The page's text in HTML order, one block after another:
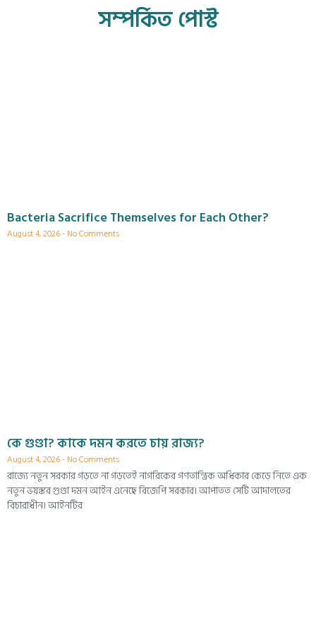
সম্পর্কিত পোস্ট
Bacteria Sacrifice Themselves for Each Other?
August 4, 2026 No Comments
কে গুণ্ডা? কাকে দমন করতে চায় রাজ্য?
August 4, 2026 No Comments
রাজ্যে নতুন সরকার গড়তে না গড়তেই নাগরিকের গণতান্ত্রিক অধিকার কেড়ে নিতে এক
নতুন ভয়ঙ্কর গুণ্ডা দমন আইন এনেছে বিজেপি সরকার। আপাতত সেটি আদালতের
বিচারাধীন। আইনটির